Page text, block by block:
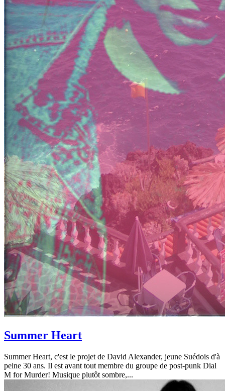
Summer Heart
Summer Heart, c'est le projet de David Alexander, jeune Suédois d'à
peine 30 ans. Il est avant tout membre du groupe de post-punk Dial
M for Murder! Musique plutôt sombre,...